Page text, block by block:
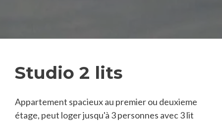
Studio 2 lits
Appartement spacieux au premier ou deuxieme
étage, peut loger jusqu'à 3 personnes avec 3 lit